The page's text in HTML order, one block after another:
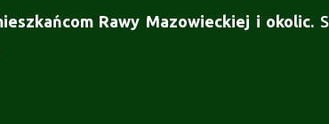
Rawy Mazowieckiej i okolic.